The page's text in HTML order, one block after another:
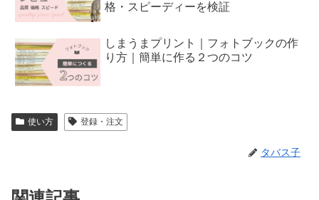
格・スピーディーを検証
しまうまプリント｜フォトブックの作
り方｜簡単に作る２つのコツ
使い方 登録・注文
タバス子